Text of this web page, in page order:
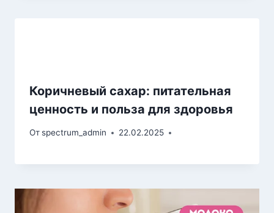
Коричневый сахар: питательная
ценность и польза для здоровья
Отspectrum_admin 22.02.2025